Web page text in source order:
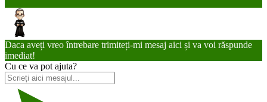
Daca aveți vreo întrebare trimiteți-mi mesaj aici și va voi răspunde
imediat!
Cu ce va pot ajuta?